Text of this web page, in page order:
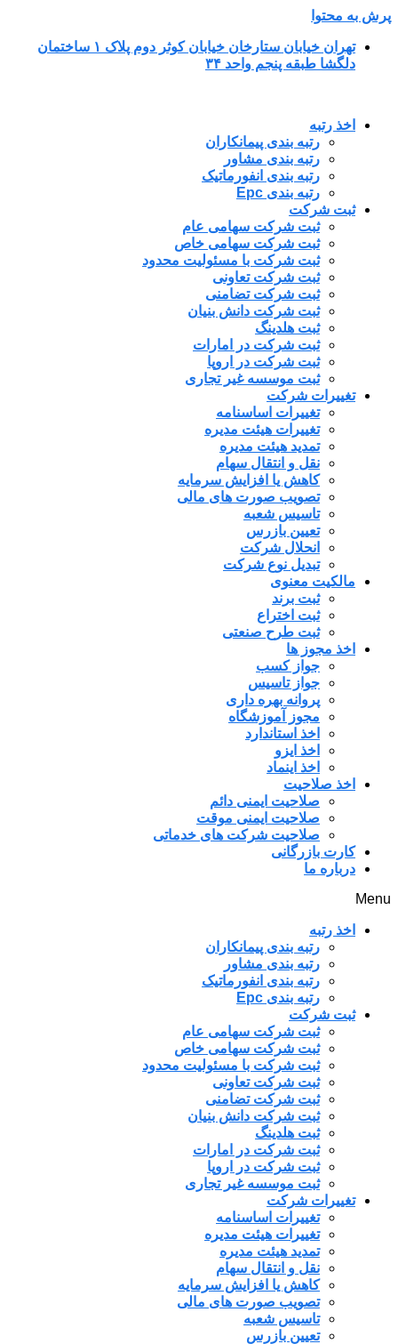
پرش به محتوا
تهران خیابان ستارخان خیابان کوثر دوم پلاک ۱ ساختمان
دلگشا طبقه پنجم واحد ۳۴
اخذ رتبه
رتبه بندی پیمانکاران
رتبه بندی مشاور
رتبه بندی انفورماتیک
رتبه بندی Epc
ثبت شرکت
ثبت شرکت سهامی عام
ثبت شرکت سهامی خاص
ثبت شرکت با مسئولیت محدود
ثبت شرکت تعاونی
ثبت شرکت تضامنی
ثبت شرکت دانش بنیان
ثبت هلدینگ
ثبت شرکت در امارات
ثبت شرکت در اروپا
ثبت موسسه غیر تجاری
تغییرات شرکت
تغییرات اساسنامه
تغییرات هیئت مدیره
تمدید هیئت مدیره
نقل و انتقال سهام
کاهش یا افزایش سرمایه
تصویب صورت های مالی
تاسیس شعبه
تعیین بازرس
انحلال شرکت
تبدیل نوع شرکت
مالکیت معنوی
ثبت برند
ثبت اختراع
ثبت طرح صنعتی
اخذ مجوز ها
جواز کسب
جواز تاسیس
پروانه بهره داری
مجوز آموزشگاه
اخذ استاندارد
اخذ ایزو
اخذ اینماد
اخذ صلاحیت
صلاحیت ایمنی دائم
صلاحیت ایمنی موقت
صلاحیت شرکت های خدماتی
کارت بازرگانی
درباره ما
Menu
اخذ رتبه
رتبه بندی پیمانکاران
رتبه بندی مشاور
رتبه بندی انفورماتیک
رتبه بندی Epc
ثبت شرکت
ثبت شرکت سهامی عام
ثبت شرکت سهامی خاص
ثبت شرکت با مسئولیت محدود
ثبت شرکت تعاونی
ثبت شرکت تضامنی
ثبت شرکت دانش بنیان
ثبت هلدینگ
ثبت شرکت در امارات
ثبت شرکت در اروپا
ثبت موسسه غیر تجاری
تغییرات شرکت
تغییرات اساسنامه
تغییرات هیئت مدیره
تمدید هیئت مدیره
نقل و انتقال سهام
کاهش یا افزایش سرمایه
تصویب صورت های مالی
تاسیس شعبه
تعیین بازرس